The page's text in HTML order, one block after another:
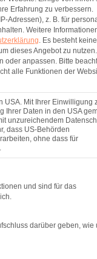
Frank Dederichs ist
Sein
Bereich
und
Erfahrung
Gewichtsreduktion
teil und war Co-
Erfahrung zu verbessern.
Adressen), z. B. für
Weitere
. Es besteht keine
dieses Angebot zu nutzen.
oder anpassen. Bitte
alle Funktionen der
USA. Mit Ihrer Einwilligung
Ihrer Daten in den USA
unzureichendem
dass US-Behörden
ohne dass für
eine Einwilligung
und sind für das
darüber geben, wie